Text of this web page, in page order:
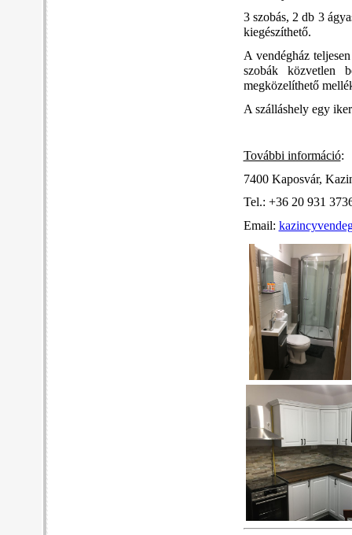
3 szobás, 2 db 3
kiegészíthető.
A vendégház
szobák közvetlen
megközelíthető
A szálláshely egy
További információ:
7400 Kaposvár,
Tel.: +36 20 931
Email: